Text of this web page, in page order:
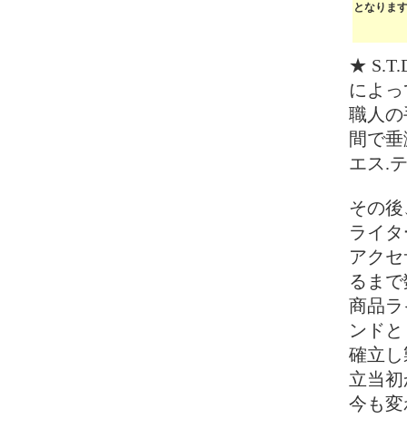
となりま
★
によ
職人
間で
エス.
その
ライ
アク
るま
商品
ンド
確立
立当
今も